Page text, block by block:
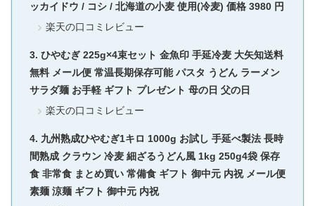
ッカイドウ / コシ / 北海道の小麦 使用(冷麦) 価格 3980 円
楽天の口コミレビュー
ひやむぎ 225g×4束セット 金魚印 手延冷麦 大矢知送料
無料 メール便 常温長期保存可能 パスタ うどん ラーメン
サラダ麺 お手軽 ギフト プレゼント 母の日 父の日
楽天の口コミレビュー
九州熟成ひやむぎ1キロ 1000g お試し 手延べ製法 長時
間熟成 クラウン 冷麦 細ざるうどん風 1kg 250g4袋 保存
食 非常食 まとめ買い 常備食 ギフト 御中元 内祝 メール便
素麺 涼麺 ギフト 御中元 内祝